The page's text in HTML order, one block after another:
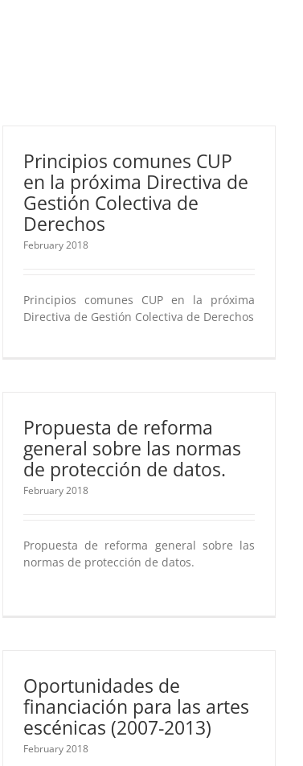
Principios comunes CUP
en la próxima Directiva de
Gestión Colectiva de
Derechos
February 2018
Principios comunes CUP en la próxima
Directiva de Gestión Colectiva de Derechos
Propuesta de reforma
general sobre las normas
de protección de datos.
February 2018
Propuesta de reforma general sobre las
normas de protección de datos.
Oportunidades de
financiación para las artes
escénicas (2007-2013)
February 2018